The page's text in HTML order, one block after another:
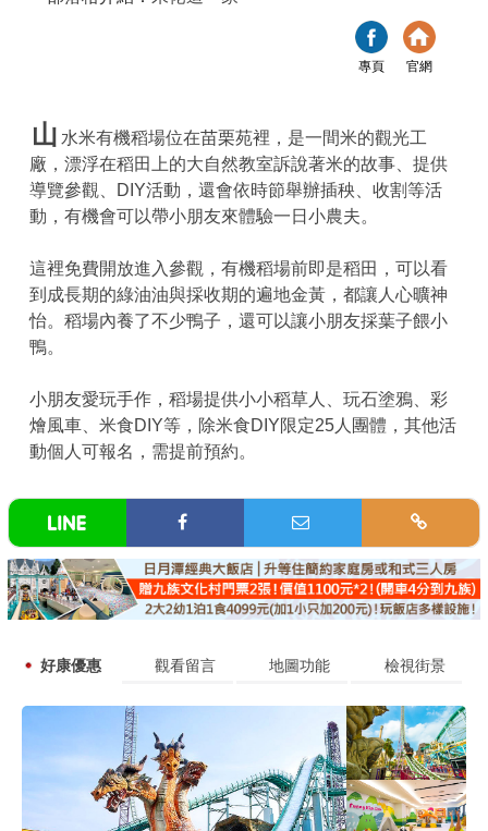
專頁 官網
山 水米有機稻場位在苗栗苑裡，是一間米的觀光工
廠，漂浮在稻田上的大自然教室訴說著米的故事、提供
導覽參觀、DIY活動，還會依時節舉辦插秧、收割等活
動，有機會可以帶小朋友來體驗一日小農夫。
這裡免費開放進入參觀，有機稻場前即是稻田，可以看
到成長期的綠油油與採收期的遍地金黃，都讓人心曠神
怡。稻場內養了不少鴨子，還可以讓小朋友採葉子餵小
鴨。
小朋友愛玩手作，稻場提供小小稻草人、玩石塗鴉、彩
燴風車、米食DIY等，除米食DIY限定25人團體，其他活
動個人可報名，需提前預約。
好康優惠 觀看留言 地圖功能 檢視街景